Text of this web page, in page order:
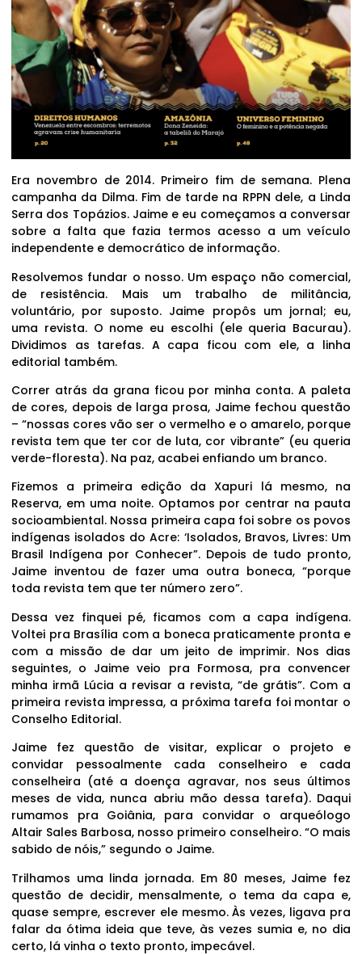
Era novembro de 2014. Primeiro fim de semana. Plena
campanha da Dilma. Fim de tarde na RPPN dele, a Linda
Serra dos Topázios. Jaime e eu começamos a conversar
sobre a falta que fazia termos acesso a um veículo
independente e democrático de informação.
Resolvemos fundar o nosso. Um espaço não comercial,
de resistência. Mais um trabalho de militância,
voluntário, por suposto. Jaime propôs um jornal; eu,
uma revista. O nome eu escolhi (ele queria Bacurau).
Dividimos as tarefas. A capa ficou com ele, a linha
editorial também.
Correr atrás da grana ficou por minha conta. A paleta
de cores, depois de larga prosa, Jaime fechou questão
– “nossas cores vão ser o vermelho e o amarelo, porque
revista tem que ter cor de luta, cor vibrante” (eu queria
verde-floresta). Na paz, acabei enfiando um branco.
Fizemos a primeira edição da Xapuri lá mesmo, na
Reserva, em uma noite. Optamos por centrar na pauta
socioambiental. Nossa primeira capa foi sobre os povos
indígenas isolados do Acre: ‘Isolados, Bravos, Livres: Um
Brasil Indígena por Conhecer”. Depois de tudo pronto,
Jaime inventou de fazer uma outra boneca, “porque
toda revista tem que ter número zero”.
Dessa vez finquei pé, ficamos com a capa indígena.
Voltei pra Brasília com a boneca praticamente pronta e
com a missão de dar um jeito de imprimir. Nos dias
seguintes, o Jaime veio pra Formosa, pra convencer
minha irmã Lúcia a revisar a revista, “de grátis”. Com a
primeira revista impressa, a próxima tarefa foi montar o
Conselho Editorial.
Jaime fez questão de visitar, explicar o projeto e
convidar pessoalmente cada conselheiro e cada
conselheira (até a doença agravar, nos seus últimos
meses de vida, nunca abriu mão dessa tarefa). Daqui
rumamos pra Goiânia, para convidar o arqueólogo
Altair Sales Barbosa, nosso primeiro conselheiro. “O mais
sabido de nóis,” segundo o Jaime.
Trilhamos uma linda jornada. Em 80 meses, Jaime fez
questão de decidir, mensalmente, o tema da capa e,
quase sempre, escrever ele mesmo. Às vezes, ligava pra
falar da ótima ideia que teve, às vezes sumia e, no dia
certo, lá vinha o texto pronto, impecável.